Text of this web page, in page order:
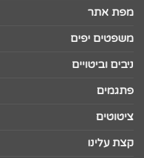
מפת אתר
משפטים יפים
ניבים וביטויים
פתגמים
ציטוטים
קצת עלינו